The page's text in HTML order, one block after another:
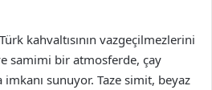
kahvaltısının vazgeçilmezlerini
samimi bir atmosferde, çay
sunuyor. Taze simit, beyaz